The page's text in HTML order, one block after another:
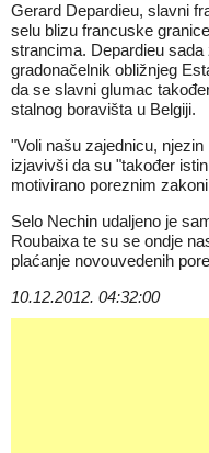
Gerard Depardieu, slavni
selu blizu francuske
strancima. Depardieu
gradonačelnik obližnjeg
da se slavni glumac
stalnog boravišta u Belgiji.
"Voli našu zajednicu,
izjavivši da su "također
motivirano poreznim
Selo Nechin udaljeno je
Roubaixa te su se ondje
plaćanje novouvedenih
10.12.2012. 04:32:00